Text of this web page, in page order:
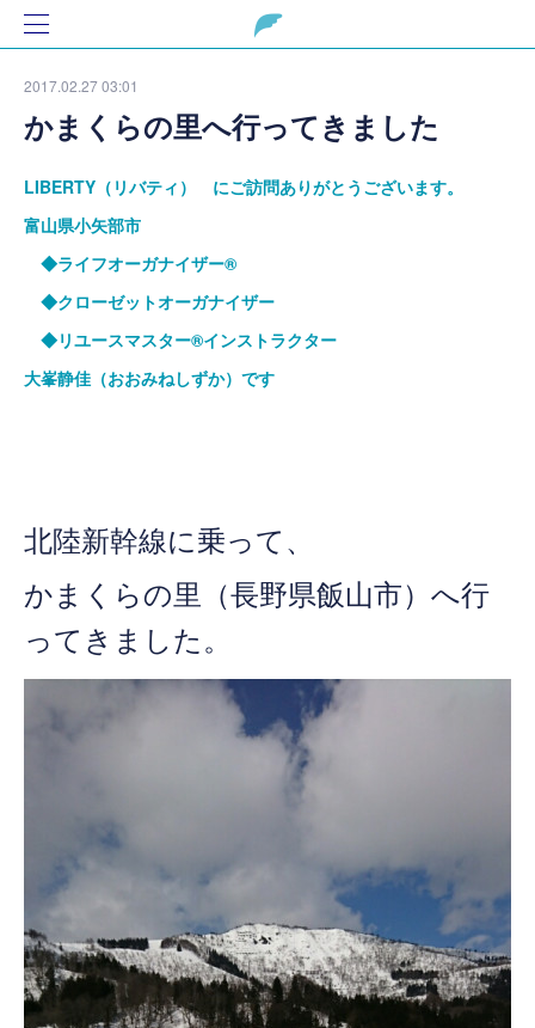
2017.02.27 03:01
かまくらの里へ行ってきました
LIBERTY（リバティ） にご訪問ありがとうございます。
富山県小矢部市
◆ライフオーガナイザー®
◆クローゼットオーガナイザー
◆リユースマスター®インストラクター
大峯静佳（おおみねしずか）です
北陸新幹線に乗って、
かまくらの里 （長野県飯山市）へ行
ってきました。